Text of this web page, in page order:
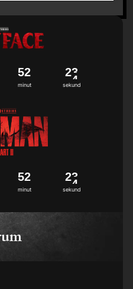
minut
52
sekund
23
minut
52
sekund
23